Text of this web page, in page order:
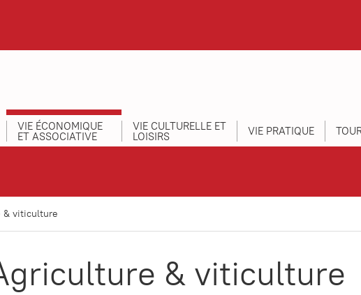
VIE ÉCONOMIQUE
ET ASSOCIATIVE
VIE CULTURELLE ET
LOISIRS VIE PRATIQUE
& viticulture
& viticulture